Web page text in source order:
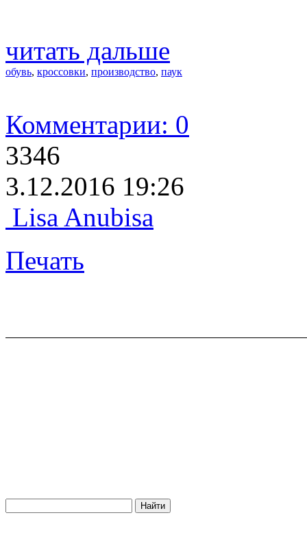
читать дальше
обувь, кроссовки, производство, паук
Комментарии: 0
3346
3.12.2016 19:26
Lisa Anubisa
Печать